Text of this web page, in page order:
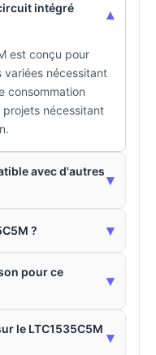
intégré
▾
est conçu pour
nécessitant
consommation
nécessitant
avec d'autres
▾
? ▾
pour ce
▾
le LTC1535C5M
▾